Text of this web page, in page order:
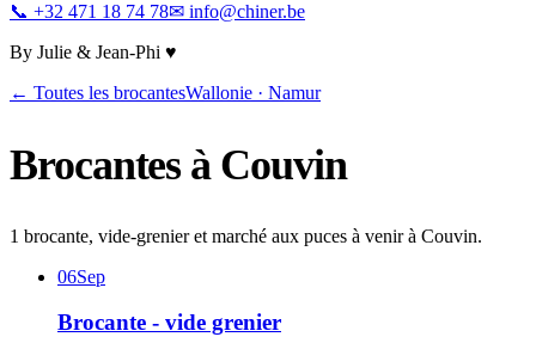
📞 +32 471 18 74 78✉ info@chiner.be
By Julie & Jean-Phi ♥
← Toutes les brocantesWallonie · Namur
Brocantes à Couvin
1 brocante, vide-grenier et marché aux puces à venir à Couvin.
06Sep
Brocante - vide grenier